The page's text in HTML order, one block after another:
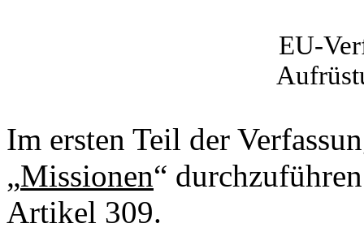
EU-
Im ersten Teil der
„Missionen“
Artikel 309.